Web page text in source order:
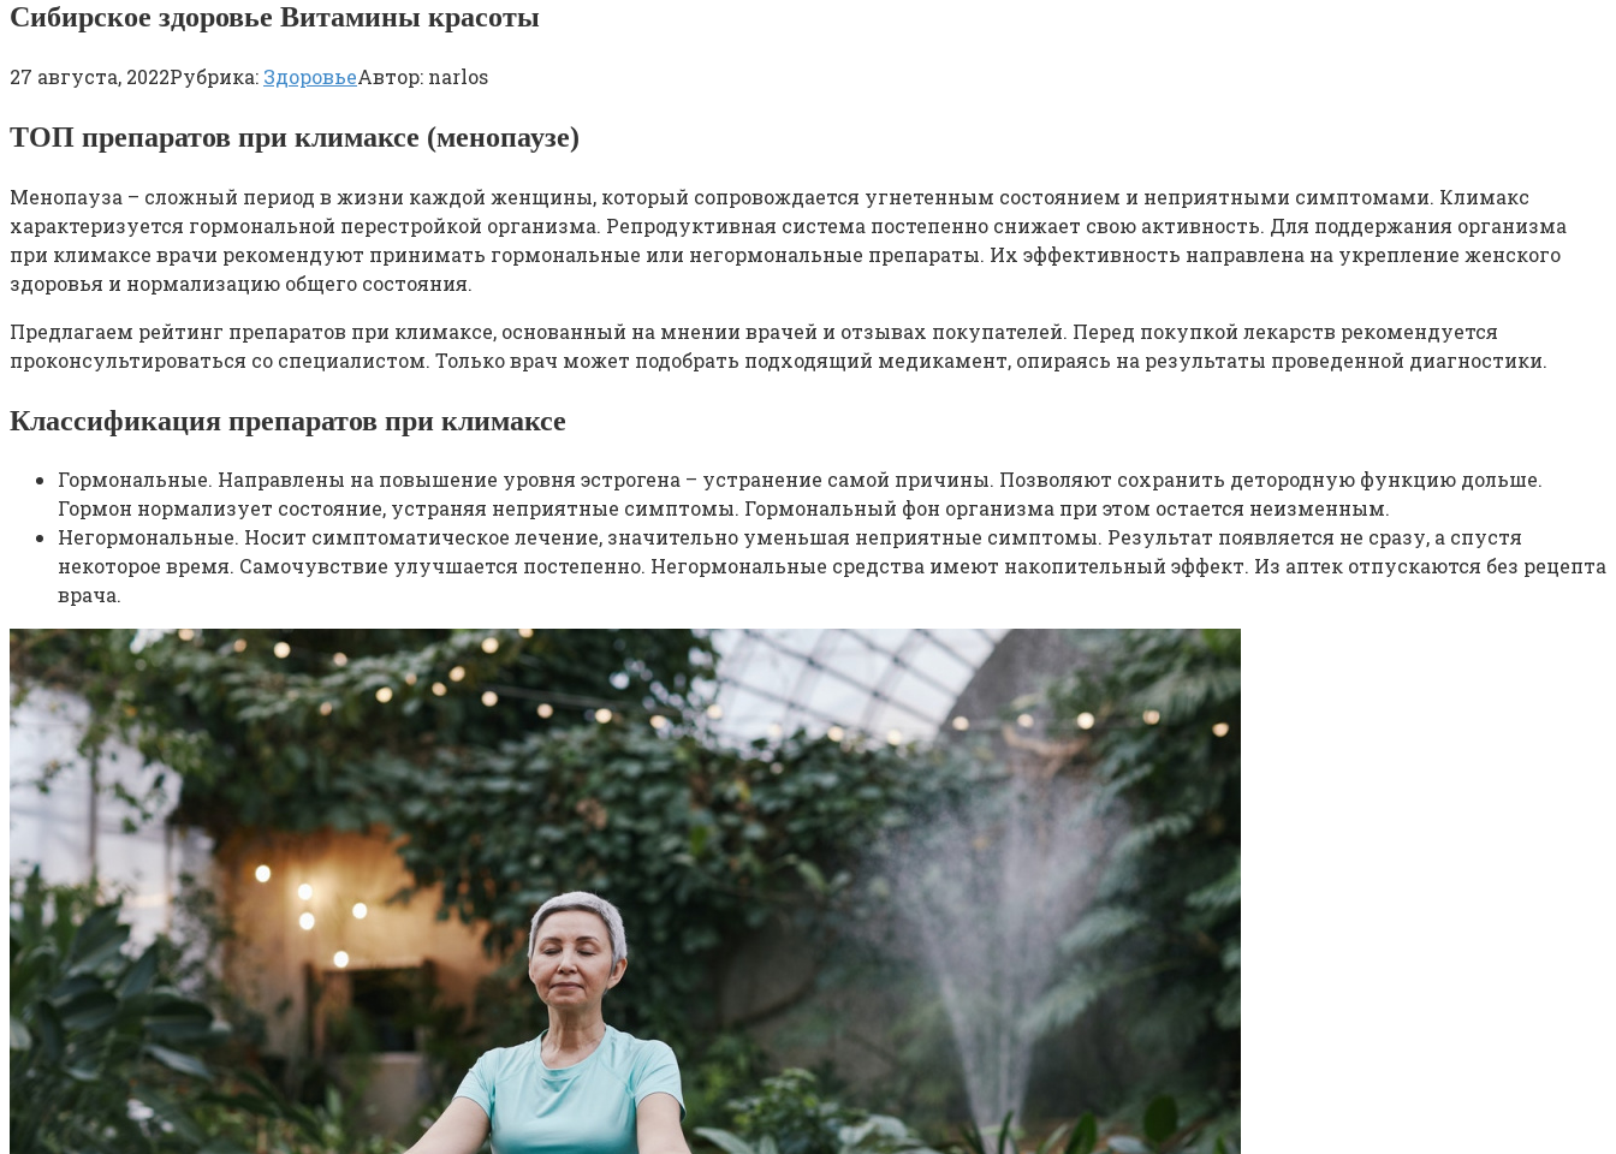
Сибирское здоровье Витамины красоты
27 августа, 2022Рубрика: ЗдоровьеАвтор: narlos
ТОП препаратов при климаксе (менопаузе)
Менопауза – сложный период в жизни каждой женщины, который сопровождается угнетенным состоянием и неприятными симптомами. Климакс
характеризуется гормональной перестройкой организма. Репродуктивная система постепенно снижает свою активность. Для поддержания организма
при климаксе врачи рекомендуют принимать гормональные или негормональные препараты. Их эффективность направлена на укрепление женского
здоровья и нормализацию общего состояния.
Предлагаем рейтинг препаратов при климаксе, основанный на мнении врачей и отзывах покупателей. Перед покупкой лекарств рекомендуется
проконсультироваться со специалистом. Только врач может подобрать подходящий медикамент, опираясь на результаты проведенной диагностики.
Классификация препаратов при климаксе
Гормональные. Направлены на повышение уровня эстрогена – устранение самой причины. Позволяют сохранить детородную функцию дольше.
Гормон нормализует состояние, устраняя неприятные симптомы. Гормональный фон организма при этом остается неизменным.
Негормональные. Носит симптоматическое лечение, значительно уменьшая неприятные симптомы. Результат появляется не сразу, а спустя
некоторое время. Самочувствие улучшается постепенно. Негормональные средства имеют накопительный эффект. Из аптек отпускаются без рецепта
врача.